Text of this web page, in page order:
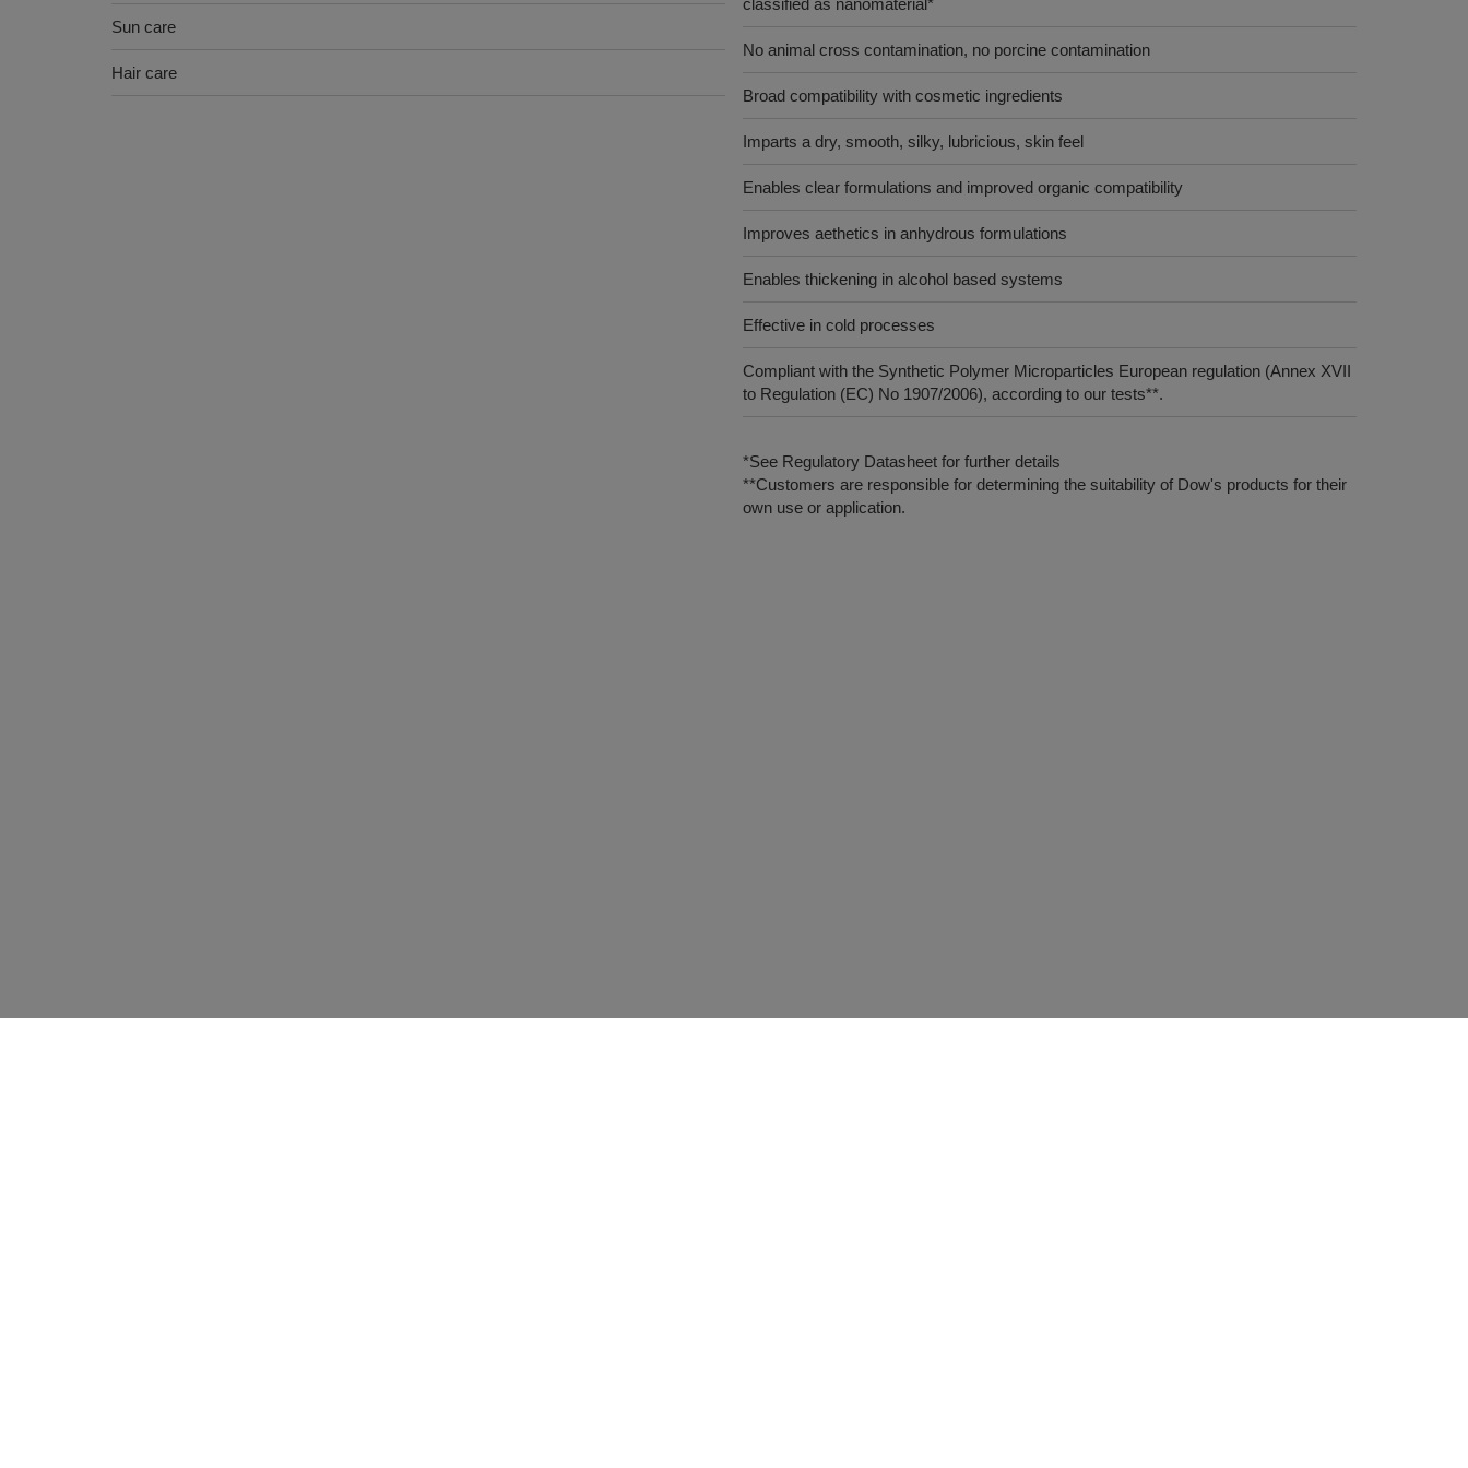
Sun care
Hair care
classified as nanomaterial*
No animal cross contamination, no porcine contamination
Broad compatibility with cosmetic ingredients
Imparts a dry, smooth, silky, lubricious, skin feel
Enables clear formulations and improved organic compatibility
Improves aethetics in anhydrous formulations
Enables thickening in alcohol based systems
Effective in cold processes
Compliant with the Synthetic Polymer Microparticles European regulation (Annex XVII
to Regulation (EC) No 1907/2006), according to our tests**.
*See Regulatory Datasheet for further details
**Customers are responsible for determining the suitability of Dow's products for their
own use or application.